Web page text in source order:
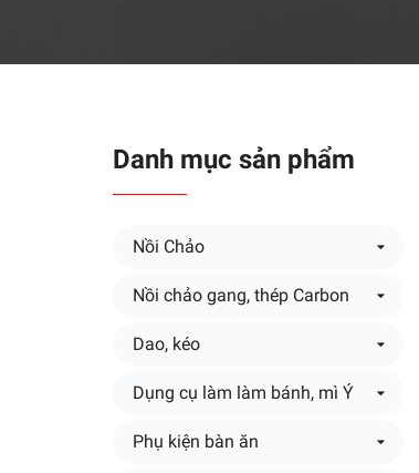
Danh mục sản phẩm
Nồi Chảo
Nồi chảo gang, thép Carbon
Dao, kéo
Dụng cụ làm làm bánh, mì Ý
Phụ kiện bàn ăn